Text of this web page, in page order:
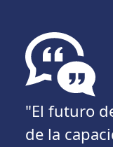
"El futuro
de la